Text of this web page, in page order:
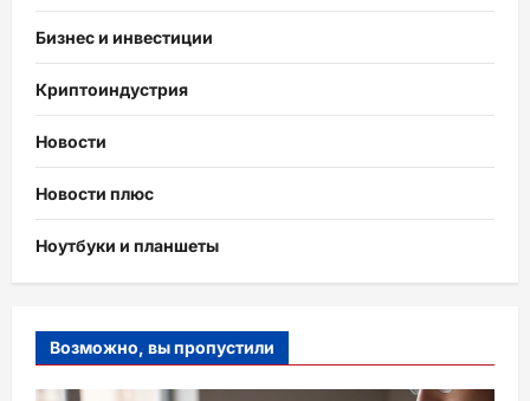
Бизнес и инвестиции
Криптоиндустрия
Новости
Новости плюс
Ноутбуки и планшеты
Возможно, вы пропустили